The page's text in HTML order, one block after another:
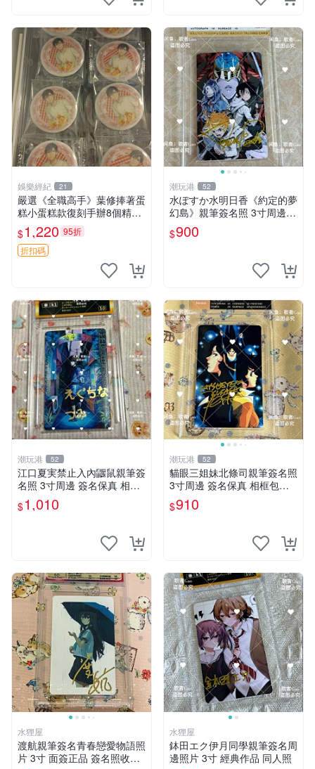
娛樂經紀 21
嚴選《全職高手》葉修捧著蛋
糕小蛋糕款復刻手辦8個精品
收藏 心耀共鳴 葉修 古早蛋糕
$1,220 95折
折扣碼
潮玩港 52
水ぽすか水明日香《約定的夢
幻島》親筆簽名照 3寸周邊照
片 簽名真跡 約束のネバーラ
ンド 周邊 照片收藏 水明日香
$900
潮玩港 52
江口夏実禁止入內鼴鼠親筆簽
名照 3寸周邊 簽名保真 相框
包裝 禁止入內 麵簽 周邊 親
筆簽名 時尚周邊 原裝卡磚
$1,010
潮玩港 52
貓眼三姐妹北條司親筆簽名照
3寸周邊 簽名保真 相框包裝
貓眼三姐妹 北條司 周邊 貓眼
三姐妹 簽名照 包裝相框
$910
水狸屋
渡航親筆簽名青春戀愛物語照
片 3寸 面簽正品 簽名照收藏
水狸屋
鉢田エク伊月同學親筆簽名周
邊照片 3寸 經典作品 同人照